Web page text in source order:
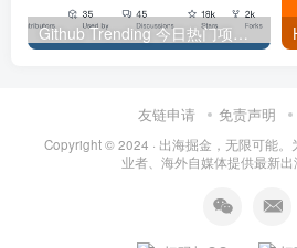
Github Trending 今日热门项目 | 2025-09-06
友链申请 免责声明
Copyright © 2024 · 出海掘金，无限可能。
业者、海外自媒体提供最新